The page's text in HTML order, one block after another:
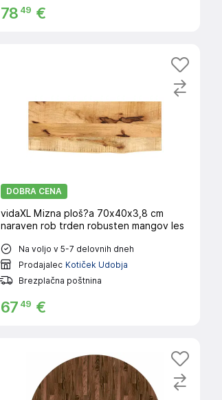
78 49 €
DOBRA CENA
vidaXL Mizna ploš?a 70x40x3,8 cm
naraven rob trden robusten mangov les
Na voljo v 5-7 delovnih dneh
Prodajalec Kotiček Udobja
Brezplačna poštnina
67 49 €